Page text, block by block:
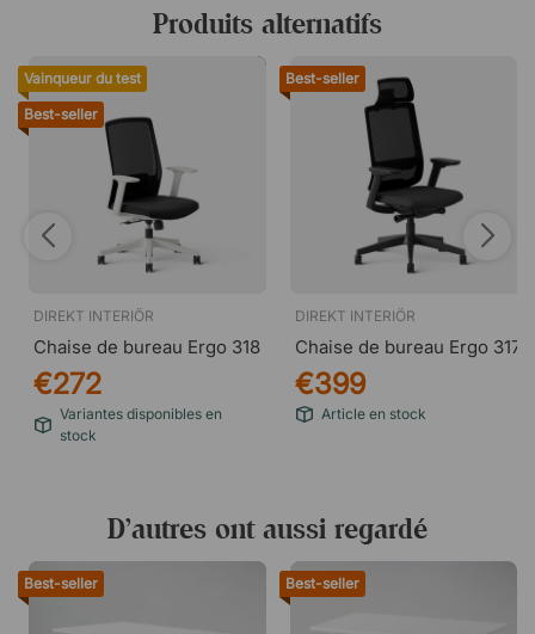
Produits alternatifs
Vainqueur du test
Best-seller
DIREKT INTERIÖR
Chaise de bureau Ergo 318
€272
Variantes disponibles en
stock
Best-seller
DIREKT INTERIÖR
Chaise de bureau Ergo 317
€399
Article en stock
D’autres ont aussi regardé
Best-seller Best-seller